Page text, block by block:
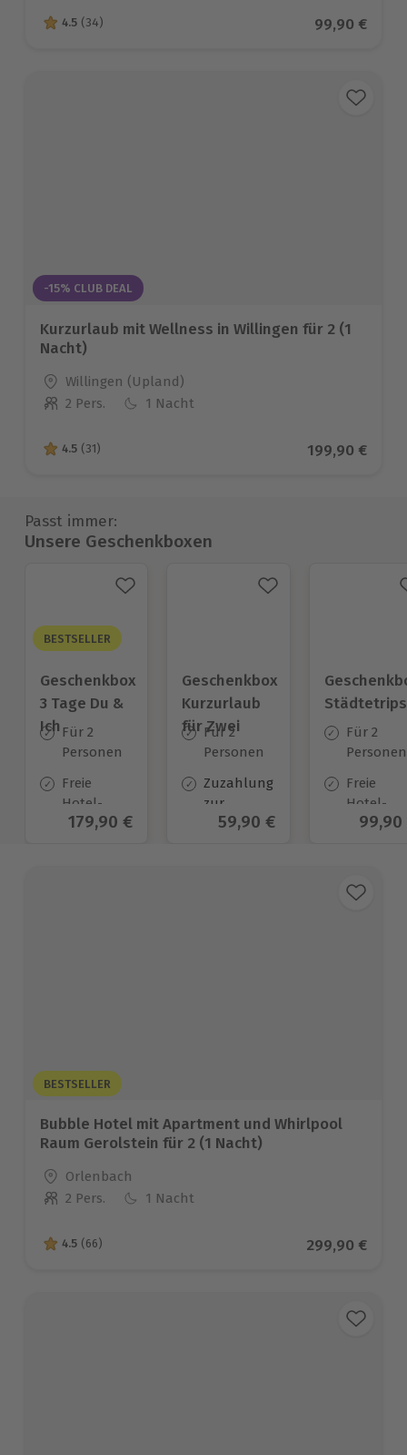
4.5 von 5 Sternen basierend auf 34 Bewertungen
4.5 (34) Aktueller
99,90 €
-15% CLUB DEAL
Kurzurlaub mit Wellness in Willingen für 2 (1
Nacht)
Standort
Willingen (Upland)
Anzahl der Teilnehmer
2 Pers. 1 Nacht
4.5 von 5 Sternen basierend auf 31 Bewertungen
4.5 (31) Aktueller
199,90 €
Passt immer:
Unsere Geschenkboxen
BESTSELLER
Geschenkbox
3 Tage Du &
Ich Für 2
Personen
Freie
Hotel-
Auswahl
Aktueller Preis
179,90 €
Geschenkbox
Kurzurlaub
für Zwei
Für 2
Personen
Zuzahlung
zur
Halbpension
Aktueller Preis
59,90 €
Städtetrips
Für 2
Personen
Freie
Hotel-
Auswahl
99,90
BESTSELLER
Bubble Hotel mit Apartment und Whirlpool
Raum Gerolstein für 2 (1 Nacht)
Standort
Orlenbach
Anzahl der Teilnehmer
2 Pers. 1 Nacht
4.5 von 5 Sternen basierend auf 66 Bewertungen
4.5 (66) Aktueller
299,90 €